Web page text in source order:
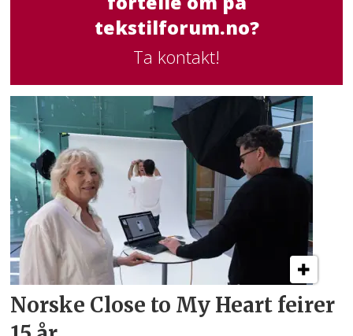
tekstilforum.no?
Ta kontakt!
Norske Close to My Heart feirer